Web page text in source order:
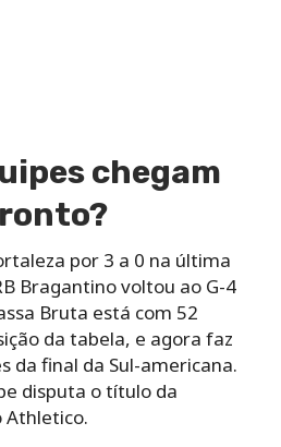
chegam
por 3 a 0 na última
Bragantino voltou ao G-4
Bruta está com 52
da tabela, e agora faz
da final da Sul-americana.
disputa o título da
Athletico.